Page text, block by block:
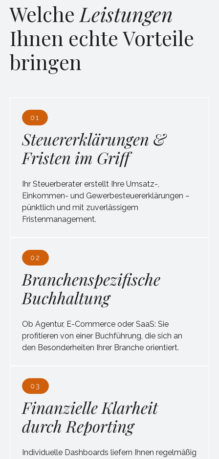
Welche Leistungen
Ihnen echte Vorteile
bringen
01
Steuererklärungen &
Fristen im Griff
Ihr Steuerberater erstellt Ihre Umsatz-,
Einkommen- und Gewerbesteuererklärungen –
pünktlich und mit zuverlässigem
Fristenmanagement.
02
Branchenspezifische
Buchhaltung
Ob Agentur, E-Commerce oder SaaS: Sie
profitieren von einer Buchführung, die sich an
den Besonderheiten Ihrer Branche orientiert.
03
Finanzielle Klarheit
durch Reporting
Individuelle Dashboards liefern Ihnen regelmäßig